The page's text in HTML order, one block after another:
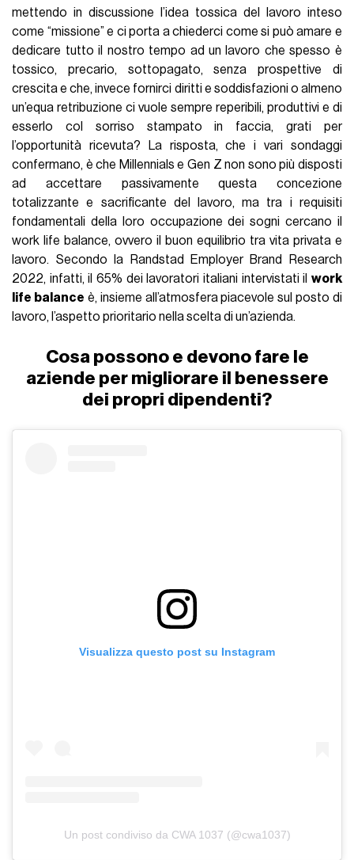
mettendo in discussione l’idea tossica del lavoro inteso
come “missione” e ci porta a chiederci come si può amare e
dedicare tutto il nostro tempo ad un lavoro che spesso è
tossico, precario, sottopagato, senza prospettive di
crescita e che, invece fornirci diritti e soddisfazioni o almeno
un’equa retribuzione ci vuole sempre reperibili, produttivi e di
esserlo col sorriso stampato in faccia, grati per
l’opportunità ricevuta? La risposta, che i vari sondaggi
confermano, è che Millennials e Gen Z non sono più disposti
ad accettare passivamente questa concezione
totalizzante e sacrificante del lavoro, ma tra i requisiti
fondamentali della loro occupazione dei sogni cercano il
work life balance, ovvero il buon equilibrio tra vita privata e
lavoro. Secondo la Randstad Employer Brand Research
2022, infatti, il 65% dei lavoratori italiani intervistati il work
life balance è, insieme all’atmosfera piacevole sul posto di
lavoro, l’aspetto prioritario nella scelta di un’azienda.
Cosa possono e devono fare le
aziende per migliorare il benessere
dei propri dipendenti?
Visualizza questo post su Instagram
Un post condiviso da CWA 1037 (@cwa1037)